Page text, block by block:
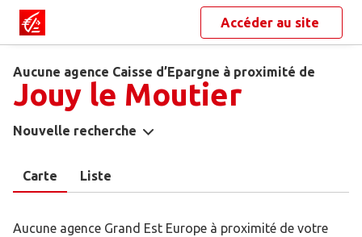
Accéder au site
Aucune agence Caisse d’Epargne à proximité de
Jouy le Moutier
Nouvelle recherche
Carte Liste
Aucune agence Grand Est Europe à proximité de votre